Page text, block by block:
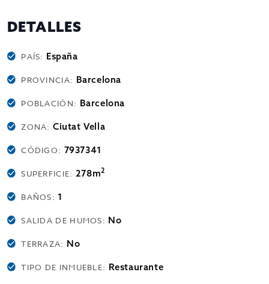
DETALLES
PAÍS: España
PROVINCIA: Barcelona
POBLACIÓN: Barcelona
ZONA:Ciutat Vella
CÓDIGO: 7937341
SUPERFICIE: 278m2
BAÑOS: 1
SALIDA DE HUMOS: No
TERRAZA: No
TIPO DE INMUEBLE: Restaurante